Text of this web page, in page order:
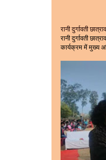
रानी दुर्गावती
रानी दुर्गावती
कार्यक्रम में मुख्य